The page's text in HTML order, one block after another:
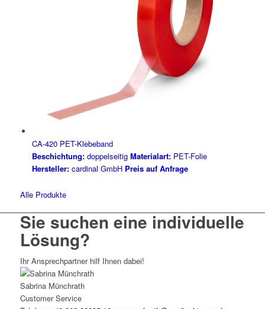
CA-420 PET-Klebeband
Beschichtung:doppelseitig Materialart:PET-Folie
Hersteller:cardinal GmbH Preis auf Anfrage
Alle Produkte
Sie suchen eine individuelle
Lösung?
Ihr Ansprechpartner hilf Ihnen dabei!
Sabrina Münchrath
Customer Service